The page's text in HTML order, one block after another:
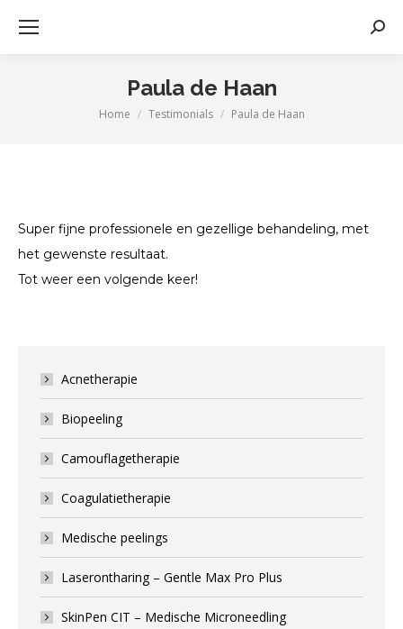
Paula de Haan
Je bent hier:
Home Testimonials Paula de Haan
Super fijne professionele en gezellige behandeling, met
het gewenste resultaat.
Tot weer een volgende keer!
Acnetherapie
Biopeeling
Camouflagetherapie
Coagulatietherapie
Medische peelings
Laserontharing – Gentle Max Pro Plus
SkinPen CIT – Medische Microneedling